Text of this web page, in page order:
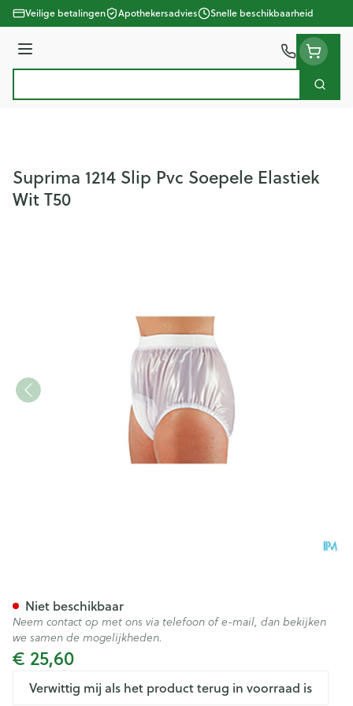
Ga naar de inhoud
Veilige betalingen Apothekersadvies Snelle beschikbaarheid
Menu
Zoek
Suprima 1214 Slip Pvc Soepele Elastiek
Wit T50
€ 25,60
Verwittig mij als het product terug in voorraad is
Niet beschikbaar
Neem contact op met ons via telefoon of e-mail, dan bekijken
we samen de mogelijkheden.